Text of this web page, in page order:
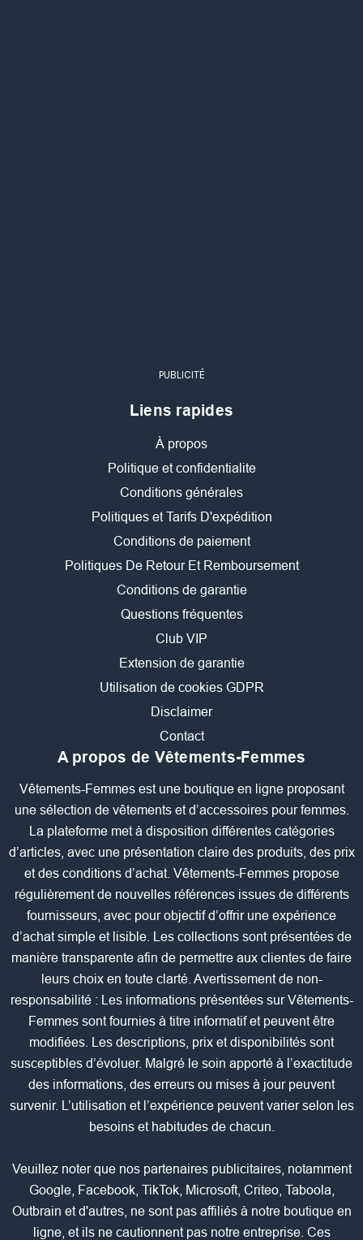
PUBLICITÉ
Liens rapides
À propos
Politique et confidentialite
Conditions générales
Politiques et Tarifs D'expédition
Conditions de paiement
Politiques De Retour Et Remboursement
Conditions de garantie
Questions fréquentes
Club VIP
Extension de garantie
Utilisation de cookies GDPR
Disclaimer
Contact
A propos de Vêtements-Femmes
Vêtements-Femmes est une boutique en ligne proposant
une sélection de vêtements et d’accessoires pour femmes.
La plateforme met à disposition différentes catégories
d’articles, avec une présentation claire des produits, des prix
et des conditions d’achat. Vêtements-Femmes propose
régulièrement de nouvelles références issues de différents
fournisseurs, avec pour objectif d’offrir une expérience
d’achat simple et lisible. Les collections sont présentées de
manière transparente afin de permettre aux clientes de faire
leurs choix en toute clarté. Avertissement de non-
responsabilité : Les informations présentées sur Vêtements-
Femmes sont fournies à titre informatif et peuvent être
modifiées. Les descriptions, prix et disponibilités sont
susceptibles d’évoluer. Malgré le soin apporté à l’exactitude
des informations, des erreurs ou mises à jour peuvent
survenir. L’utilisation et l’expérience peuvent varier selon les
besoins et habitudes de chacun.
Veuillez noter que nos partenaires publicitaires, notamment
Google, Facebook, TikTok, Microsoft, Criteo, Taboola,
Outbrain et d'autres, ne sont pas affiliés à notre boutique en
ligne, et ils ne cautionnent pas notre entreprise. Ces